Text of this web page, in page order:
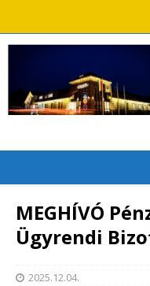
MEGHÍVÓ
Ügyrendi
2025.12.04.